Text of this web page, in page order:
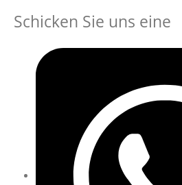
Schicken Sie uns eine